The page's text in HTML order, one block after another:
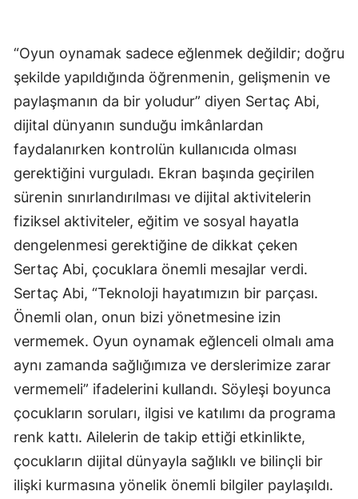
“Oyun oynamak sadece eğlenmek değildir; doğru
şekilde yapıldığında öğrenmenin, gelişmenin ve
paylaşmanın da bir yoludur” diyen Sertaç Abi,
dijital dünyanın sunduğu imkânlardan
faydalanırken kontrolün kullanıcıda olması
gerektiğini vurguladı. Ekran başında geçirilen
sürenin sınırlandırılması ve dijital aktivitelerin
fiziksel aktiviteler, eğitim ve sosyal hayatla
dengelenmesi gerektiğine de dikkat çeken
Sertaç Abi, çocuklara önemli mesajlar verdi.
Sertaç Abi, “Teknoloji hayatımızın bir parçası.
Önemli olan, onun bizi yönetmesine izin
vermemek. Oyun oynamak eğlenceli olmalı ama
aynı zamanda sağlığımıza ve derslerimize zarar
vermemeli” ifadelerini kullandı. Söyleşi boyunca
çocukların soruları, ilgisi ve katılımı da programa
renk kattı. Ailelerin de takip ettiği etkinlikte,
çocukların dijital dünyayla sağlıklı ve bilinçli bir
ilişki kurmasına yönelik önemli bilgiler paylaşıldı.